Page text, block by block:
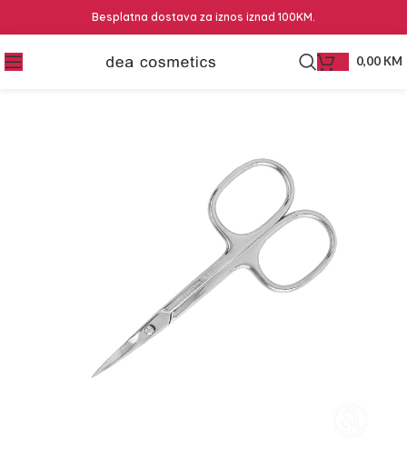
Besplatna dostava za iznos iznad 100KM.
0,00 KM